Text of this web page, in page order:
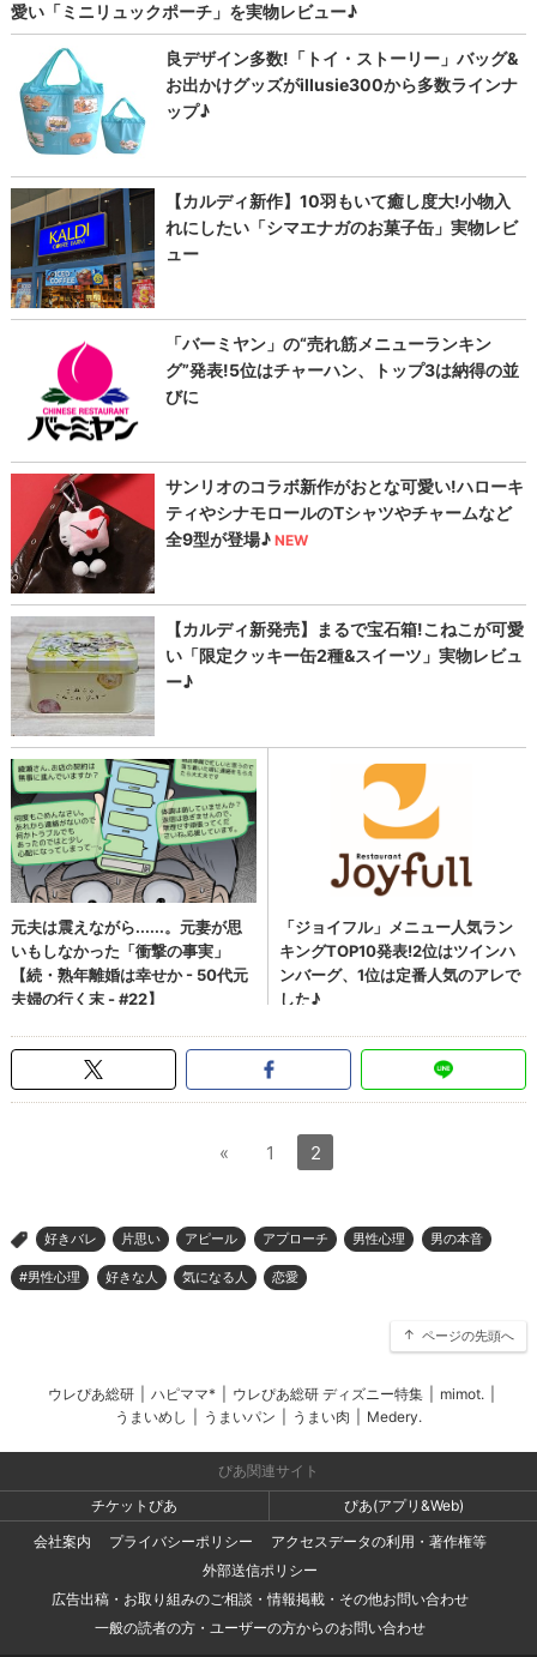
« 1 2
> 好きバレ 片思い アピール アプローチ 男性心理 男の本音
#男性心理 好きな人 気になる人 恋愛
ページの先頭へ
ウレぴあ総研 ハピママ* ウレぴあ総研 ディズニー特集 mimot.
うまいめし
うまいパン うまい肉 Medery.
ぴあ関連サイト
チケットぴあ
ぴあ(アプリ&Web)
会社案内
プライバシーポリシー
アクセスデータの利用・著作権等
外部送信ポリシー
広告出稿・お取り組みのご相談・情報掲載・その他お問い合わせ
一般の読者の方・ユーザーの方からのお問い合わせ